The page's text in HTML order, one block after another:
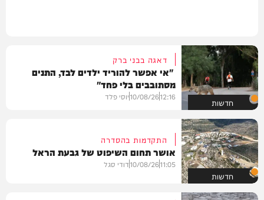
חדשות
דאגה בבני ברק
"אי אפשר להוריד ילדים לבד, התנים
מסתובבים בלי פחד"
12:16
10/08/26יוסי פלד
חדשות
התקדמות בהסדרה
אושר תחום השיפוט של גבעת הראל
11:05
10/08/26דודי סגל